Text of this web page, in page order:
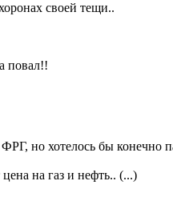
своей тещи..
повал!!
но хотелось бы конечно
на газ и нефть.. (...)